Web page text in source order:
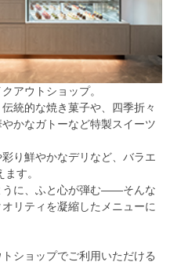
アウトショップ。
統的な焼き菓子や、四季折々
かなガトーなど特製スイーツ
り鮮やかなデリなど、バラエ
す。
うに、ふと心が弾む――そんな
リティを凝縮したメニューに
ショップでご利用いただける